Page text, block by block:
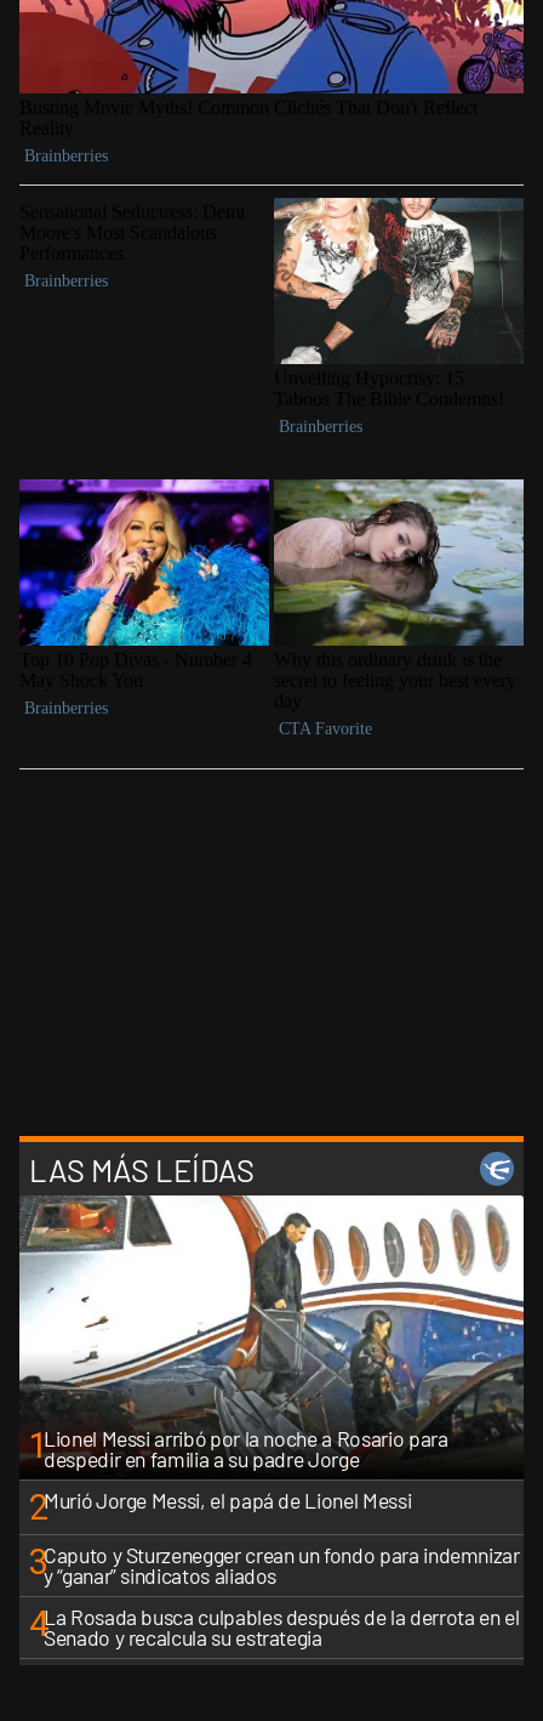
LAS MÁS LEÍDAS
1Lionel Messi arribó por la noche a Rosario para
despedir en familia a su padre Jorge
2Murió Jorge Messi, el papá de Lionel Messi
3Caputo y Sturzenegger crean un fondo para indemnizar
y “ganar” sindicatos aliados
4La Rosada busca culpables después de la derrota en el
Senado y recalcula su estrategia